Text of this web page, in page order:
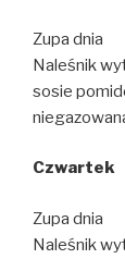
Zupa dnia
Naleśnik
sosie
Czwartek
Zupa dnia
Naleśnik